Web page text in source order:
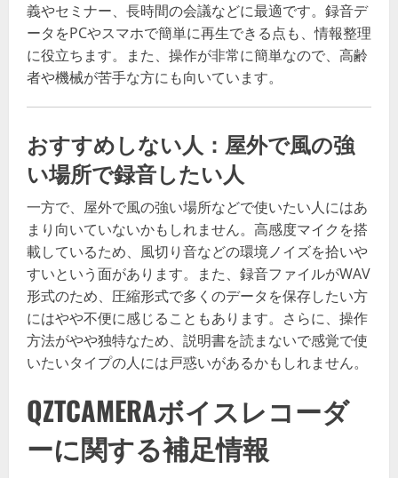
義やセミナー、長時間の会議などに最適です。録音デ
ータをPCやスマホで簡単に再生できる点も、情報整理
に役立ちます。また、操作が非常に簡単なので、高齢
者や機械が苦手な方にも向いています。
おすすめしない人：屋外で風の強
い場所で録音したい人
一方で、屋外で風の強い場所などで使いたい人にはあ
まり向いていないかもしれません。高感度マイクを搭
載しているため、風切り音などの環境ノイズを拾いや
すいという面があります。また、録音ファイルがWAV
形式のため、圧縮形式で多くのデータを保存したい方
にはやや不便に感じることもあります。さらに、操作
方法がやや独特なため、説明書を読まないで感覚で使
いたいタイプの人には戸惑いがあるかもしれません。
QZTCAMERAボイスレコーダ
ーに関する補足情報